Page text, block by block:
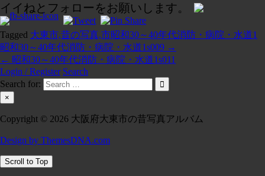
イイねとフォローをお願いします。
Tagged 大東市,昔の写真,市昭和30～40年代消防・病院・水道1
投
稿
ナ
ビ
ゲ
ー
シ
昭和30～40年代消防・病院・水道1s009 →
← 昭和30～40年代消防・病院・水道1s011
Login / Register Search
Search for:
×
Copyright © 2026 大阪府大東市の昔写真アルバム
Design by ThemesDNA.com
Scroll to Top